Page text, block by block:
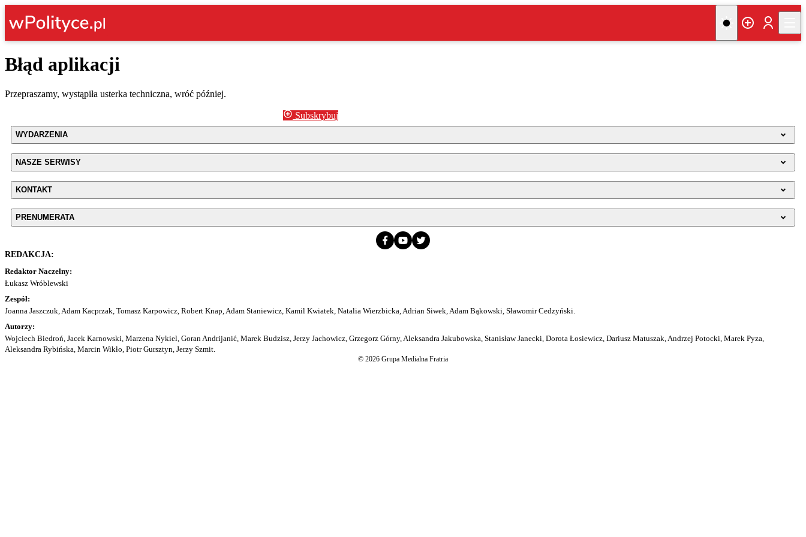
Błąd aplikacji
Przepraszamy, wystąpiła usterka techniczna, wróć później.
Subskrybuj
WYDARZENIA
NASZE SERWISY
KONTAKT
PRENUMERATA
REDAKCJA:
Redaktor Naczelny:
Łukasz Wróblewski
Zespół:
Joanna Jaszczuk, Adam Kacprzak, Tomasz Karpowicz, Robert Knap, Adam Staniewicz, Kamil Kwiatek, Natalia Wierzbicka, Adrian Siwek, Adam Bąkowski, Sławomir Cedzyński.
Autorzy:
Wojciech Biedroń, Jacek Karnowski, Marzena Nykiel, Goran Andrijanić, Marek Budzisz, Jerzy Jachowicz, Grzegorz Górny, Aleksandra Jakubowska, Stanisław Janecki, Dorota Łosiewicz, Dariusz Matuszak, Andrzej Potocki, Marek Pyza,
Aleksandra Rybińska, Marcin Wikło, Piotr Gursztyn, Jerzy Szmit.
© 2026 Grupa Medialna Fratria